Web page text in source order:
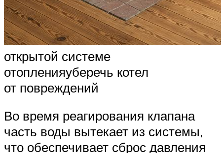
открытой системе
отопленияуберечь котел
от повреждений
Во время реагирования клапана
часть воды вытекает из системы,
что обеспечивает сброс давления